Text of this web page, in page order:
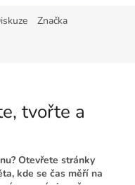
Značka
tvořte a
Otevřete stránky
kde se čas měří na